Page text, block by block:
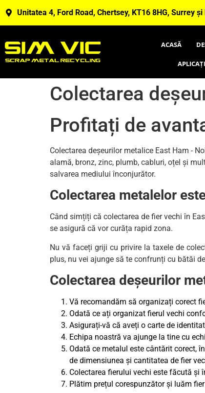
Unitatea 4, Ford Road, Chertsey, KT16 8HG, Surrey și
ACASĂ
Colectarea
Profitați de
Colectarea deșeurilor metalice East Ham -
alamă, bronz, zinc, plumb, cabluri, oțel și
salvarea mediului înconjurător.
Colectarea metalelor
Când simțiți că colectarea de fier vechi în
se asigură că vor curăța rapid zona.
Nu vă faceți griji cu privire la taxele de
plus, nu vei ajunge să te confrunți cu bătăi
Colectarea deșeurilor
Vă recomandăm să organizați corect
Odată ce ați organizat fierul vechi
Asigurați-vă că aveți o carte de
Echipa noastră va ajunge la tine cu
Odată ce metalul este cântărit corect,
de dimensiunea și cantitatea de fier
Colectarea fierului vechi este făcută
Plătim prețul corespunzător și luăm